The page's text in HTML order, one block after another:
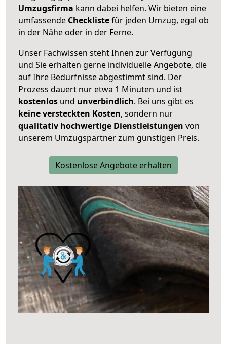
Umzugsfirma kann dabei helfen. Wir bieten eine
umfassende Checklistefür jeden Umzug, egal ob
in der Nähe oder in der Ferne.
Unser Fachwissen steht Ihnen zur Verfügung
und Sie erhalten gerne individuelle Angebote, die
auf Ihre Bedürfnisse abgestimmt sind. Der
Prozess dauert nur etwa 1 Minuten und ist
kostenlos und unverbindlich. Bei uns gibt es
keine versteckten Kosten, sondern nur
qualitativ hochwertige Dienstleistungen von
unserem Umzugspartner zum günstigen Preis.
Kostenlose Angebote erhalten